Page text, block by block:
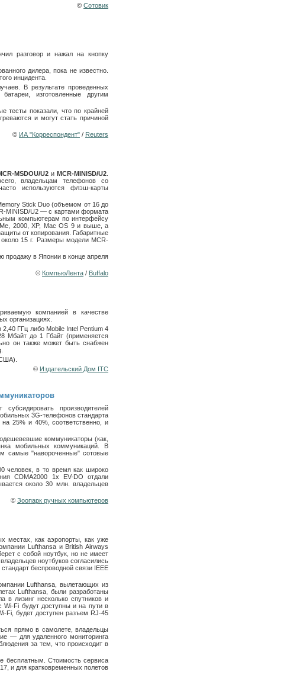
© Сотовик
разговор и нажал на кнопку
дилера, пока не известно.
инцидента.
В результате проведенных
изготовленные другим
тесты показали, что по крайней
и могут стать причиной
© ИА "Корреспондент" / Reuters
MSDOU/U2 и MCR-MINISD/U2
владельцам телефонов со
используются флэш-карты
Stick Duo (объемом от 16 до
MINISD/U2 — с картами формата
компьютерам по интерфейсу
2000, XP, Mac OS 9 и выше, а
от копирования. Габаритные
15 г. Размеры модели MCR-
продажу в Японии в конце апреля
© КомпьюЛента / Buffalo
компанией в качестве
организациях.
ГГц либо Mobile Intel Pentium 4
Мбайт до 1 Гбайт (применяется
он также может быть снабжен
© Издательский Дом ITC
производителей
3G-телефонов стандарта
25% и 40%, соответственно, и
коммуникаторы (как,
мобильных коммуникаций. В
самые "навороченные" сотовые
человек, в то время как широко
CDMA2000 1x EV-DO отдали
около 30 млн. владельцев
© Зоопарк ручных компьютеров
местах, как аэропорты, как уже
Lufthansa и British Airways
с собой ноутбук, но не имеет
ноутбуков согласились
беспроводной связи IEEE
Lufthansa, вылетающих из
Lufthansa, были разработаны
в лизинг несколько спутников и
Fi будут доступны и на пути в
Fi, будет доступен разъем RJ-45
прямо в самолете, владельцы
— для удаленного мониторинга
за тем, что происходит в
бесплатным. Стоимость сервиса
и для кратковременных полетов